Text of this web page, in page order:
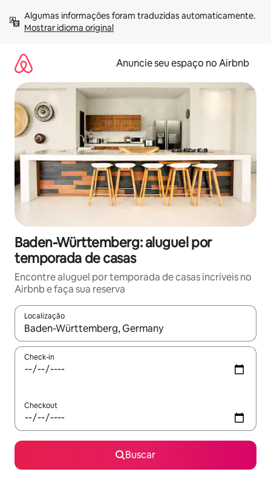
para
Mostrar idioma original
Anuncie seu espaço no Airbnb
Baden-Württemberg: aluguel por
temporada de casas
Encontre aluguel por temporada de casas incríveis no
Airbnb e faça sua reserva
Localização
Quando os resultados estiverem disponíveis, explore-os
Check-in
Checkout
Buscar